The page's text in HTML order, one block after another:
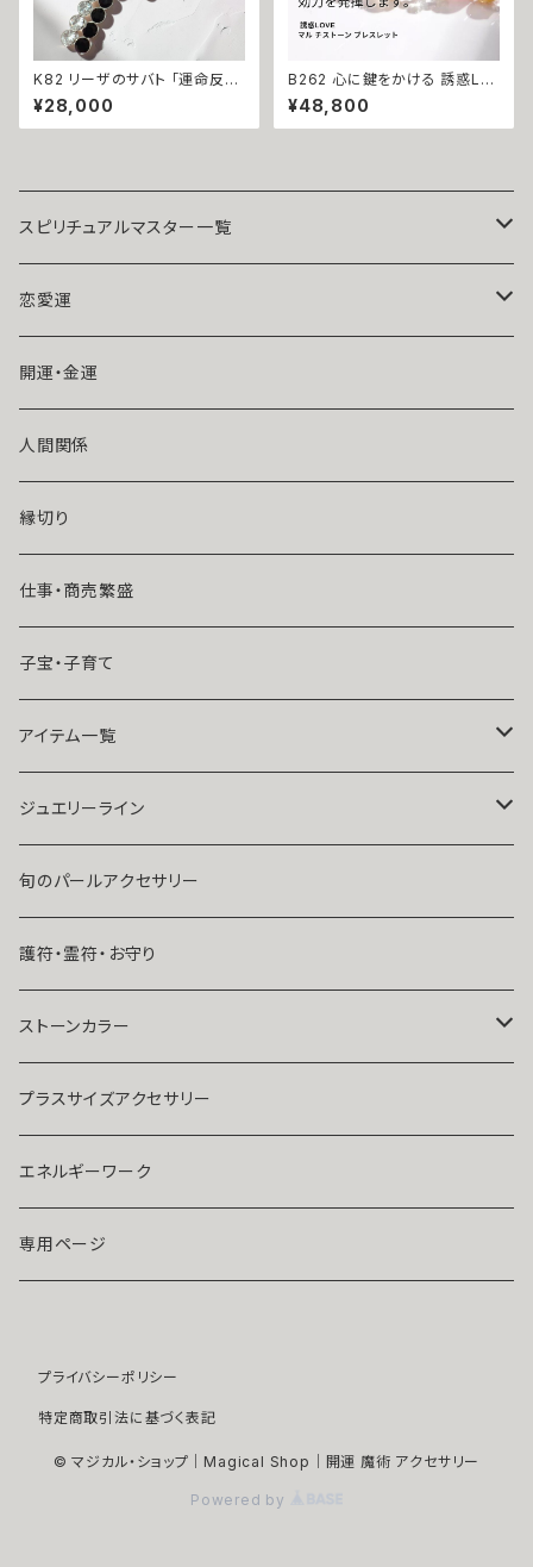
K82 リーザのサバト 「運命反転
のクロス」悪運を断ち切り成功
と富をつかむ 金運上昇 キャリア
アップ マチュラダイヤモンド ク
おまもり おまじない 魔術 本物
¥28,000
B262 心に鍵をかける 誘惑LO
VEブレスレット 幸せになれる
悪魔術師 べリアル 願望成就 天
然石 マルチストーン ブレスレッ
縁 引き寄せ 叶う マルチカラー
¥48,800
スピリチュアルマスター一覧
魔術師アリエル
悪魔術師べリアル
風水師さくら
魔術師恋雪
魔術師N.Kelly
魔術師Sara Serendipity
祈祷師澪央
ユタ玉城陽
恋愛運
片思い
ライバルの居る恋（略奪したい）
年齢差のある恋（年上・年下）
マンネリ気味の恋
遠距離
復縁したい・取り戻したい愛情
人に言えない関係
出会いが欲しい
結婚したい
人気運・モテる
開運・金運
人間関係
縁切り
仕事・商売繁盛
子宝・子育て
アイテム一覧
ネックレス
ブレスレット・アンクレット
リング
イヤリング・ピアス
ストラップ・キーホルダー
マスクピアス
ブローチ
開運アイテム
浄化アイテム
ジュエリーライン
Ｋ１０
K１４
Ｋ１８
プラチナ
ダイヤモンド
モアサナイト
パール
旬のパールアクセサリー
護符・霊符・お守り
ストーンカラー
クリア
ブルー
レッド
ピンク
イエロー
プラスサイズアクセサリー
エネルギーワーク
専用ページ
プライバシーポリシー
特定商取引法に基づく表記
© マジカル・ショップ｜Magical Shop｜開運 魔術 アクセサリー
Powered by